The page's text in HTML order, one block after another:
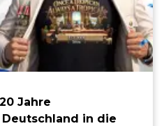
Jahre
in die